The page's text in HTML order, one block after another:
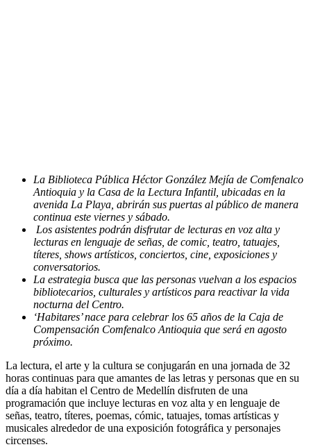
La Biblioteca Pública Héctor González Mejía de Comfenalco
Antioquia y la Casa de la Lectura Infantil, ubicadas en la
avenida La Playa, abrirán sus puertas al público de manera
continua este viernes y sábado.
Los asistentes podrán disfrutar de lecturas en voz alta y
lecturas en lenguaje de señas, de comic, teatro, tatuajes,
títeres, shows artísticos, conciertos, cine, exposiciones y
conversatorios.
La estrategia busca que las personas vuelvan a los espacios
bibliotecarios, culturales y artísticos para reactivar la vida
nocturna del Centro.
‘Habitares’ nace para celebrar los 65 años de la Caja de
Compensación Comfenalco Antioquia que será en agosto
próximo.
La lectura, el arte y la cultura se conjugarán en una jornada de 32
horas continuas para que amantes de las letras y personas que en su
día a día habitan el Centro de Medellín disfruten de una
programación que incluye lecturas en voz alta y en lenguaje de
señas, teatro, títeres, poemas, cómic, tatuajes, tomas artísticas y
musicales alrededor de una exposición fotográfica y personajes
circenses.